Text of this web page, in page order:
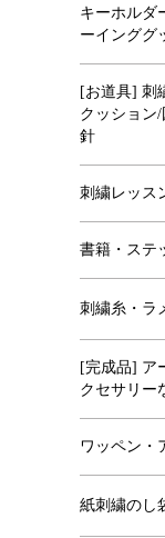
キーホルダ
ーインググ
[お道具] 刺
クッション
針
刺繍レッス
書籍・ステ
刺繍糸・ラ
[完成品] ア
クセサリー
ワッペン・
紙刺繍のし